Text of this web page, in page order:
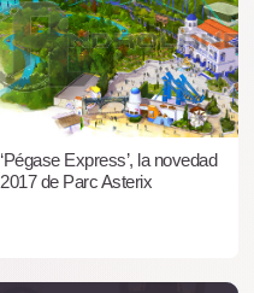
‘Pégase Express’, la novedad
2017 de Parc Asterix